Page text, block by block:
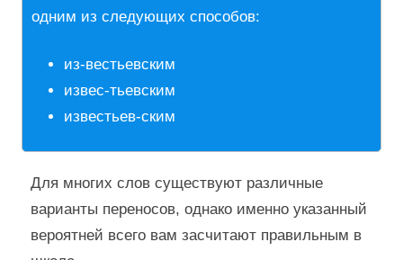
одним из следующих способов:
из-вестьевским
извес-тьевским
известьев-ским
Для многих слов существуют различные
варианты переносов, однако именно указанный
вероятней всего вам засчитают правильным в